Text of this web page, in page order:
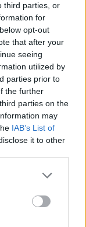
third parties, or
for
opt-out
that after your
seeing
utilized by
parties prior to
the further
parties on the
may
IAB’s List of
it to other
more Google
may click to
party tags to
below Google
Επόμενη
Τύπος Δρ.